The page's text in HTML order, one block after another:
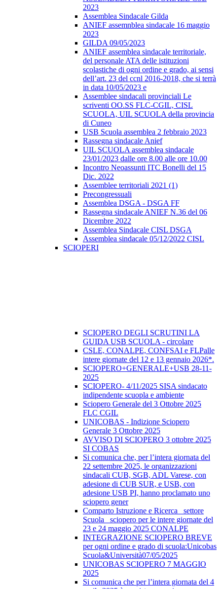
2023
Assemblea Sindacale Gilda
ANIEF assemnblea sindacale 16 maggio
2023
GILDA 09/05/2023
ANIEF assemblea sindacale territoriale,
del personale ATA delle istituzioni
scolastiche di ogni ordine e grado, ai sensi
dell’art. 23 del ccnl 2016-2018, che si terrà
in data 10/05/2023 e
Assemblee sindacali provinciali Le
scriventi OO.SS FLC-CGIL, CISL
SCUOLA, UIL SCUOLA della provincia
di Cuneo
USB Scuola assemblea 2 febbraio 2023
Rassegna sindacale Anief
UIL SCUOLA assemblea sindacale
23/01/2023 dalle ore 8.00 alle ore 10.00
Incontro Neoassunti ITC Bonelli del 15
Dic. 2022
Assemblee territoriali 2021 (1)
Precongressuali
Assemblea DSGA - DSGA FF
Rassegna sindacale ANIEF N.36 del 06
Dicembre 2022
Assemblea Sindacale CISL DSGA
Assemblea sindacale 05/12/2022 CISL
SCIOPERI
SCIOPERO DEGLI SCRUTINI LA
GUIDA USB SCUOLA - circolare
CSLE, CONALPE, CONFSAI e FLPalle
intere giornate del 12 e 13 gennaio 2026*.
SCIOPERO+GENERALE+USB 28-11-
2025
SCIOPERO- 4/11/2025 SISA sindacato
indipendente scuopla e ambiente
Sciopero Generale del 3 Ottobre 2025
FLC CGIL
UNICOBAS - Indizione Sciopero
Generale 3 Ottobre 2025
AVVISO DI SCIOPERO 3 ottobre 2025
SI COBAS
Si comunica che, per l’intera giornata del
22 settembre 2025, le organizzazioni
sindacali CUB, SGB, ADL Varese, con
adesione di CUB SUR, e USB, con
adesione USB PI, hanno proclamato uno
sciopero gener
Comparto Istruzione e Ricerca_ settore
Scuola_ sciopero per le intere giornate del
23 e 24 maggio 2025 CONALPE
INTEGRAZIONE SCIOPERO BREVE
per ogni ordine e grado di scuola:Unicobas
Scuola&Università07/05/2025
UNICOBAS SCIOPERO 7 MAGGIO
2025
Si comunica che per l’intera giornata del 4